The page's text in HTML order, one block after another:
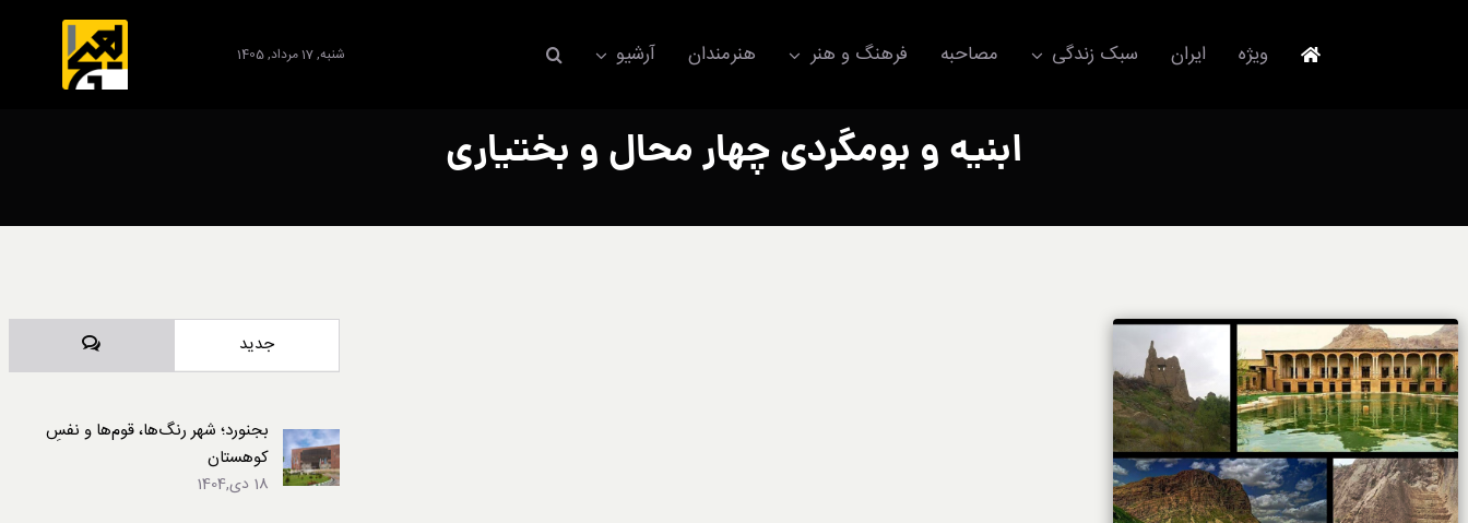
ویژه ایران سبک زندگی
ورزش/ سلامت/ زیبایی
تکنولوژی
خودرو
خوردنی‌ها
مصاحبه فرهنگ و هنر هنرمندان آرشیو شنبه, 17 مرداد, 1405
ابنیه و بومگردی چهار محال و بختیاری
جدید دیدگاه‌ها
بجنورد؛ شهر رنگ‌ها، قوم‌ها و نفسِ
کوهستان
18 دی,1404